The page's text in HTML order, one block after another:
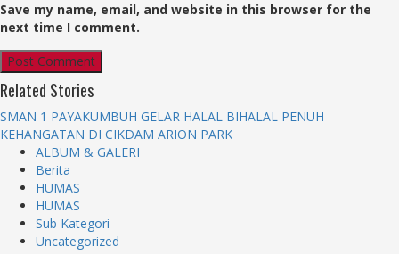
Save my name, email, and website in this browser for the
next time I comment.
Related Stories
SMAN 1 PAYAKUMBUH GELAR HALAL BIHALAL PENUH
KEHANGATAN DI CIKDAM ARION PARK
ALBUM & GALERI
Berita
HUMAS
HUMAS
Sub Kategori
Uncategorized